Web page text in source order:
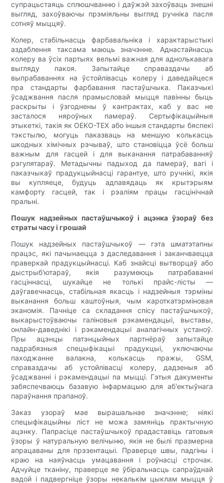
супрацьстаяць сплюшчванню і даўжэй захоўваць знешні
выгляд, захоўваючы прэміяльны выгляд ручніка пасля
сотняў мыццяў.
Колер, стабільнасць фарбавальніка і характарыстыкі
аздаблення таксама маюць значэнне. Аднастайнасць
колеру ва ўсіх партыях вельмі важная для аднолькавага
выгляду пакоя. Запытайце справаздачы аб
выпрабаваннях на ўстойлівасць колеру і даведайцеся
пра стандарты фарбавання пастаўшчыка. Паказчыкі
ўсаджвання пасля прамысловай мыцця павінны быць
раскрыты і ўзгоднены ў кантрактах, каб у вас не
засталося няроўных памераў. Сертыфікацыйныя
этыкеткі, такія як OEKO-TEX або іншыя стандарты бяспекі
тэкстылю, могуць паказваць на меншую колькасць
шкодных хімічных рэчываў, што становіцца ўсё больш
важным для гасцей і для выканання патрабаванняў
рэгулятараў. Метадычны падыход да памераў, вагі і
паказчыкаў прадукцыйнасці гарантуе, што ручнікі, якія
вы купляеце, будуць адпавядаць як крытэрыям
камфорту гасцей, так і рэаліям працы гасцінічнай
пральні.
Пошук надзейных пастаўшчыкоў і ацэнка ўзораў без
страты часу і грошай
Пошук надзейных пастаўшчыкоў — гэта шматэтапны
працэс, які пачынаецца з даследавання і заканчваецца
праверкай прадукцыйнасці. Каб знайсці вытворцаў або
дыстрыб'ютараў, якія разумеюць патрабаванні
гасціннасці, шукайце не толькі прайс-лісты —
даўгавечнасць, стабільная якасць і надзейныя тэрміны
выканання больш каштоўныя, чым кароткатэрміновая
эканомія. Пачніце са складання спісу пастаўшчыкоў,
выкарыстоўваючы галіновыя рэкамендацыі, выставы,
онлайн-даведнікі і рэкамендацыі аналагічных устаноў.
Пры ацэнцы патэнцыйных партнёраў запытайце
падрабязныя спецыфікацыі прадукцыі, уключаючы
паходжанне валакна, колькасць пражы, GSM,
справаздачы аб устойлівасці колеру, дадзеныя аб
ўсаджванні і рэкамендацыі па мыцці. Гэтыя дакументы
забяспечваюць базавую інфармацыю для аб'ектыўнага
параўнання прапаноў.
Заказ узораў мае вырашальнае значэнне; ніякі
спецыфікацыйны ліст не можа замяніць практычную
ацэнку. Папрасіце пастаўшчыкоў прадаставіць гатовыя
ўзоры ў натуральную велічыню, якія не былі празмерна
апрацаваны для прэзентацыі. Праверце швы, падгіны і
краю на наяўнасць умацавання і роўнасці строчак.
Адчуйце тканіну, праверце яе ўбіральнасць сапраўднай
вадой і падвергніце ўзоры некалькім цыклам мыцця ў